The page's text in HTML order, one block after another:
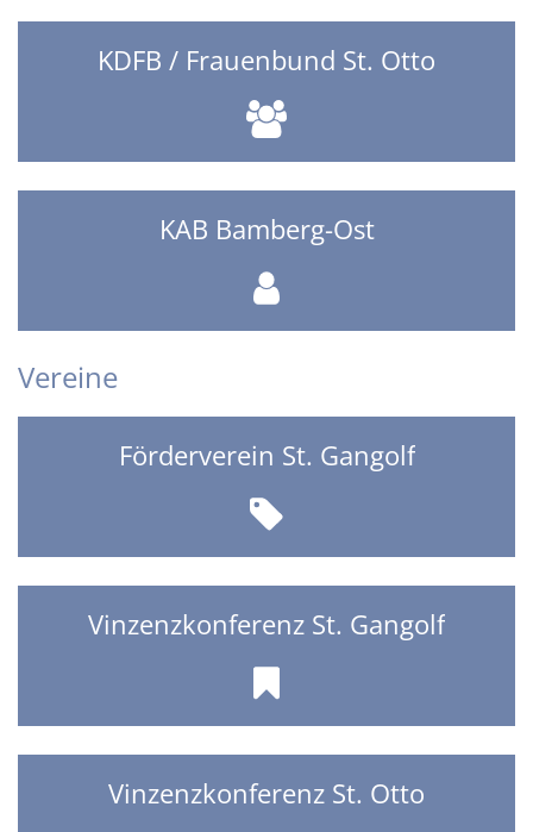
KDFB / Frauenbund St. Otto
KAB Bamberg-Ost
Vereine
Förderverein St. Gangolf
Vinzenzkonferenz St. Gangolf
Vinzenzkonferenz St. Otto